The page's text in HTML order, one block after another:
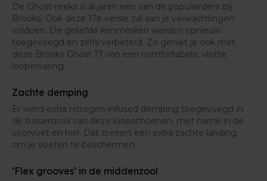
De Ghost-reeks is al jaren een van de populairdere bij
Brooks. Ook deze 17e versie zal aan je verwachtingen
voldoen. De geliefde kenmerken werden opnieuw
toegevoegd en zelfs verbeterd. Zo geniet je ook met
deze Brooks Ghost 17 van een comfortabele, vlotte
loopervaring.
Zachte demping
Er werd extra nitrogen-infused demping toegevoegd in
de tussenzool van deze loopschoenen, met name in de
voorvoet en hiel. Dat creëert een extra zachte landing
om je voeten te beschermen.
‘Flex grooves’ in de middenzool